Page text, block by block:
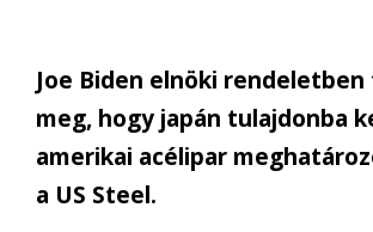
Joe Biden elnöki
meg, hogy japán tulajdonba
amerikai acélipar
a US Steel.